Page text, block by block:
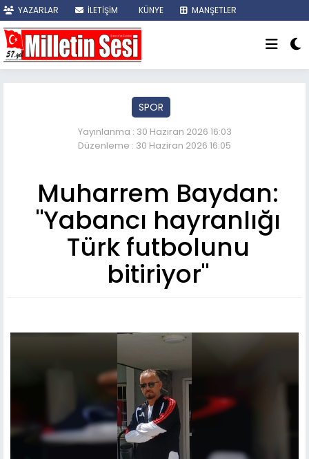
YAZARLAR İLETİŞİM KÜNYE
MANŞETLER
SON DAKİKA
SPOR
Yayınlanma : 30 Haziran 2026 16:03
Düzenleme : 30 Haziran 2026 16:05
Muharrem Baydan:
"Yabancı hayranlığı
Türk futbolunu
bitiriyor"